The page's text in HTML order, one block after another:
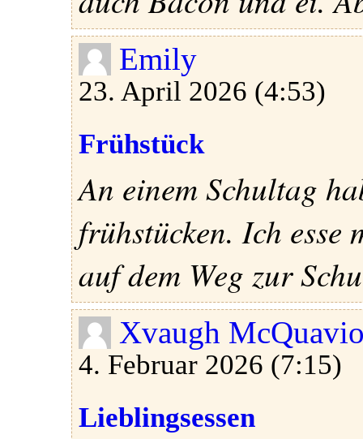
Emily
23. April 2026 (4:53)
Frühstück
An einem Schultag
frühstücken. Ich esse
auf dem Weg zur
Xvaugh
4. Februar 2026 (7:15)
Lieblingsessen